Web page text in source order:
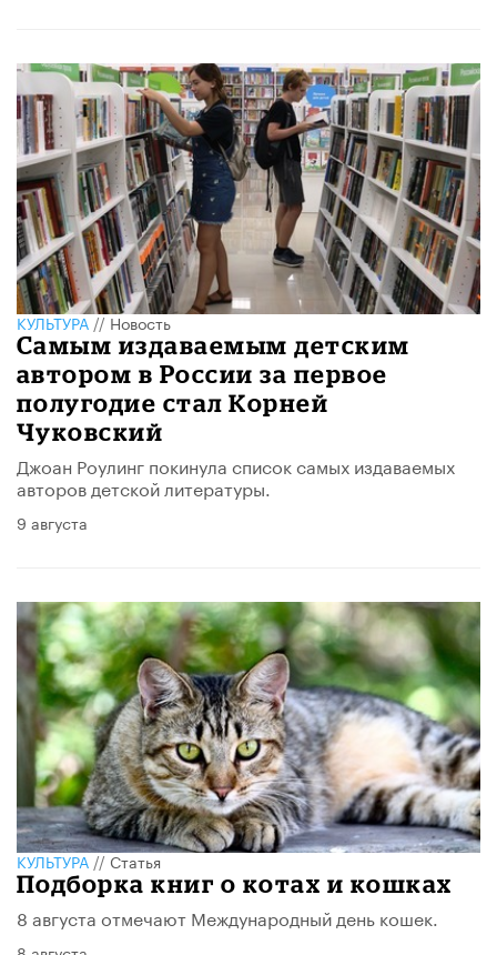
КУЛЬТУРА//Новость
Самым издаваемым детским
автором в России за первое
полугодие стал Корней
Чуковский
Джоан Роулинг покинула список самых издаваемых
авторов детской литературы.
9 августа
КУЛЬТУРА//Статья
Подборка книг о котах и кошках
8 августа отмечают Международный день кошек.